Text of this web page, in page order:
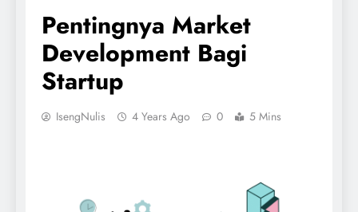
Pentingnya Market
Development Bagi
Startup
IsengNulis 4 Years Ago 0 5 Mins